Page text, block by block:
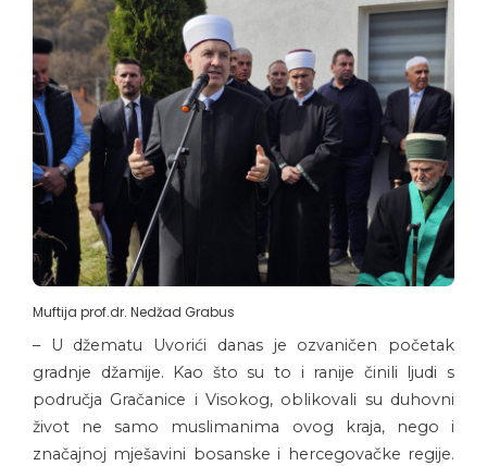
Muftija prof.dr. Nedžad Grabus
– U džematu Uvorići danas je ozvaničen početak
gradnje džamije. Kao što su to i ranije činili ljudi s
područja Gračanice i Visokog, oblikovali su duhovni
život ne samo muslimanima ovog kraja, nego i
značajnoj mješavini bosanske i hercegovačke regije.